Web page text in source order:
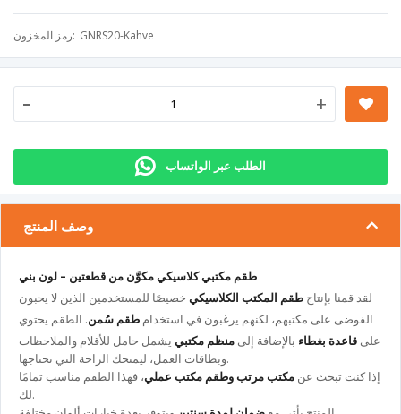
رمز المخزون GNRS20-Kahve
- +
الطلب عبر الواتساب
وصف المنتج
طقم مكتبي كلاسيكي مكوَّن من قطعتين – لون بني
لقد قمنا بإنتاج طقم المكتب الكلاسيكي خصيصًا للمستخدمين الذين لا يحبون
الفوضى على مكتبهم، لكنهم يرغبون في استخدام طقم سُمن. الطقم يحتوي
على قاعدة بغطاء بالإضافة إلى منظم مكتبي يشمل حامل للأقلام والملاحظات
وبطاقات العمل، ليمنحك الراحة التي تحتاجها.
إذا كنت تبحث عن مكتب مرتب وطقم مكتب عملي، فهذا الطقم مناسب تمامًا
لك.